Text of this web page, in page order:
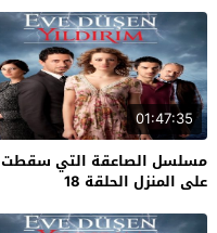
01:47:35
مسلسل الصاعقة التي سقطت
على المنزل الحلقة 18